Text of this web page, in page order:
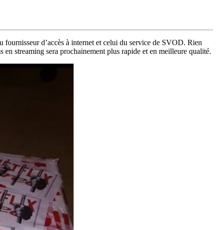
fournisseur d’accès à internet et celui du service de SVOD. Rien
en streaming sera prochainement plus rapide et en meilleure qualité.